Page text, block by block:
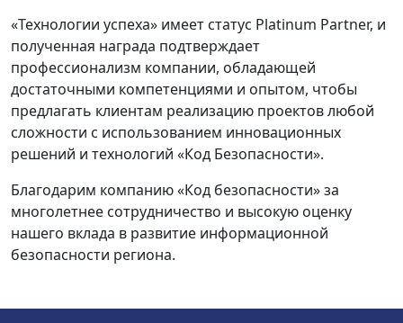
«Технологии успеха» имеет статус Platinum Partner, и
полученная награда подтверждает
профессионализм компании, обладающей
достаточными компетенциями и опытом, чтобы
предлагать клиентам реализацию проектов любой
сложности с использованием инновационных
решений и технологий «Код Безопасности».
Благодарим компанию «Код безопасности» за
многолетнее сотрудничество и высокую оценку
нашего вклада в развитие информационной
безопасности региона.